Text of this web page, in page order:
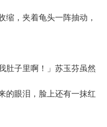
缩，夹着龟头一阵抽动，
子里啊！」苏玉芬虽然
的眼泪，脸上还有一抹红